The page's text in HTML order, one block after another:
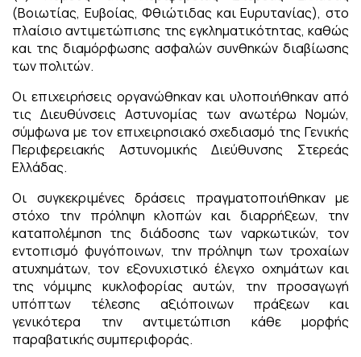
(Βοιωτίας, Ευβοίας, Φθιώτιδας και Ευρυτανίας), στο
πλαίσιο αντιμετώπισης της εγκληματικότητας, καθώς
και της διαμόρφωσης ασφαλών συνθηκών διαβίωσης
των πολιτών.
Οι επιχειρήσεις οργανώθηκαν και υλοποιήθηκαν από
τις Διευθύνσεις Αστυνομίας των ανωτέρω Νομών,
σύμφωνα με τον επιχειρησιακό σχεδιασμό της Γενικής
Περιφερειακής Αστυνομικής Διεύθυνσης Στερεάς
Ελλάδας.
Οι συγκεκριμένες δράσεις πραγματοποιήθηκαν με
στόχο την πρόληψη κλοπών και διαρρήξεων, την
καταπολέμηση της διάδοσης των ναρκωτικών, τον
εντοπισμό φυγόποινων, την πρόληψη των τροχαίων
ατυχημάτων, τον εξονυχιστικό έλεγχο οχημάτων και
της νόμιμης κυκλοφορίας αυτών, την προσαγωγή
υπόπτων τέλεσης αξιόποινων πράξεων και
γενικότερα την αντιμετώπιση κάθε μορφής
παραβατικής συμπεριφοράς.